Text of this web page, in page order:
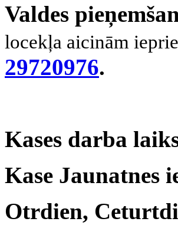
Valdes
locekļa aicinām
29720976.
Kases darba
Kase Jaunatnes
Otrdien,